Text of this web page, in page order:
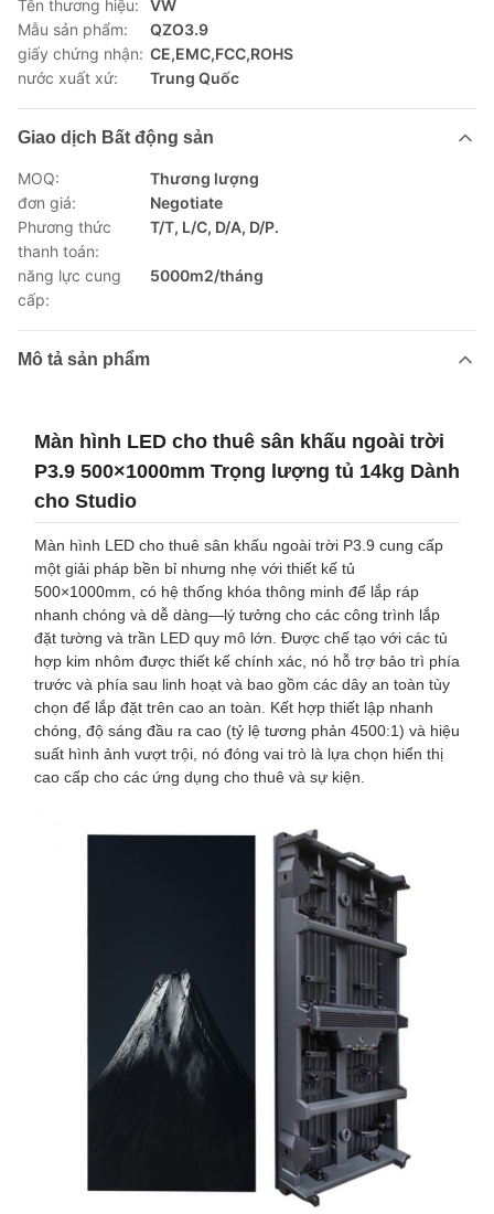
Tên thương hiệu:
VW
Mẫu sản phẩm:
QZO3.9
giấy chứng nhận: CE,EMC,FCC,ROHS
nước xuất xứ:
Trung Quốc
Giao dịch Bất động sản
MOQ:
Thương lượng
đơn giá:
Negotiate
Phương thức
thanh toán:
T/T, L/C, D/A, D/P.
năng lực cung
cấp:
5000m2/tháng
Mô tả sản phẩm
Màn hình LED cho thuê sân khấu ngoài trời
P3.9 500×1000mm Trọng lượng tủ 14kg Dành
cho Studio
Màn hình LED cho thuê sân khấu ngoài trời P3.9 cung cấp
một giải pháp bền bỉ nhưng nhẹ với thiết kế tủ
500×1000mm, có hệ thống khóa thông minh để lắp ráp
nhanh chóng và dễ dàng—lý tưởng cho các công trình lắp
đặt tường và trần LED quy mô lớn. Được chế tạo với các tủ
hợp kim nhôm được thiết kế chính xác, nó hỗ trợ bảo trì phía
trước và phía sau linh hoạt và bao gồm các dây an toàn tùy
chọn để lắp đặt trên cao an toàn. Kết hợp thiết lập nhanh
chóng, độ sáng đầu ra cao (tỷ lệ tương phản 4500:1) và hiệu
suất hình ảnh vượt trội, nó đóng vai trò là lựa chọn hiển thị
cao cấp cho các ứng dụng cho thuê và sự kiện.